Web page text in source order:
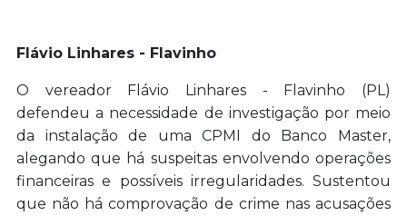
Flávio Linhares - Flavinho
O vereador Flávio Linhares - Flavinho (PL)
defendeu a necessidade de investigação por meio
da instalação de uma CPMI do Banco Master,
alegando que há suspeitas envolvendo operações
financeiras e possíveis irregularidades. Sustentou
que não há comprovação de crime nas acusações